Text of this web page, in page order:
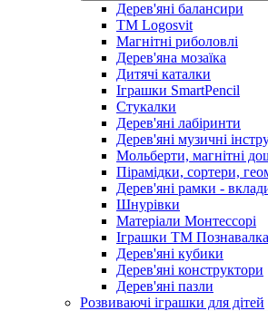
Дерев'яні балансири
TM Logosvit
Магнітні риболовлі
Дерев'яна мозаїка
Дитячі каталки
Іграшки SmartPencil
Стукалки
Дерев'яні лабіринти
Дерев'яні музичні
Мольберти, магнітні
Пірамідки, сортери,
Дерев'яні рамки -
Шнурівки
Матеріали Монтессорі
Іграшки ТМ Познавалка
Дерев'яні кубики
Дерев'яні конструктори
Дерев'яні пазли
Розвиваючі іграшки для дітей